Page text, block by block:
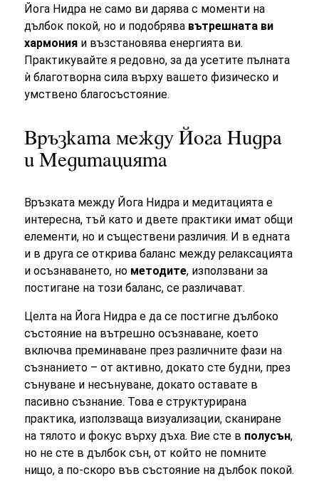
Йога Нидра не само ви дарява с моменти на
дълбок покой, но и подобрява вътрешната ви
хармония и възстановява енергията ви.
Практикувайте я редовно, за да усетите пълната
ѝ благотворна сила върху вашето физическо и
умствено благосъстояние.
Връзката между Йога Нидра
и Медитацията
Връзката между Йога Нидра и медитацията е
интересна, тъй като и двете практики имат общи
елементи, но и съществени различия. И в едната
и в друга се открива баланс между релаксацията
и осъзнаването, но методите, използвани за
постигане на този баланс, се различават.
Целта на Йога Нидра е да се постигне дълбоко
състояние на вътрешно осъзнаване, което
включва преминаване през различните фази на
съзнанието – от активно, докато сте будни, през
сънуване и несънуване, докато оставате в
пасивно съзнание. Това е структурирана
практика, използваща визуализации, сканиране
на тялото и фокус върху дъха. Вие сте в полусън,
но не сте в дълбок сън, от който не помните
нищо, а по-скоро във състояние на дълбок покой.